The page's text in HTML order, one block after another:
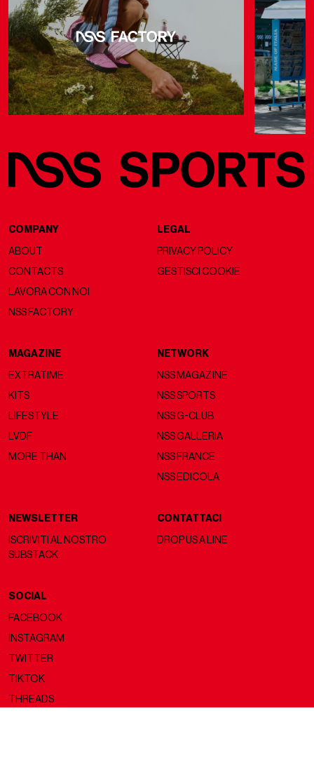
COMPANY
ABOUT
CONTACTS
LAVORA CON NOI
NSS FACTORY
LEGAL
PRIVACY POLICY
GESTISCI COOKIE
MAGAZINE
EXTRATIME
KITS
LIFESTYLE
LVDF
MORE THAN
NETWORK
NSS MAGAZINE
NSS SPORTS
NSS G-CLUB
NSS GALLERIA
NSS FRANCE
NSS EDICOLA
NEWSLETTER
ISCRIVITI AL NOSTRO
SUBSTACK
CONTATTACI
DROP US A LINE
SOCIAL
FACEBOOK
INSTAGRAM
TWITTER
TIKTOK
THREADS